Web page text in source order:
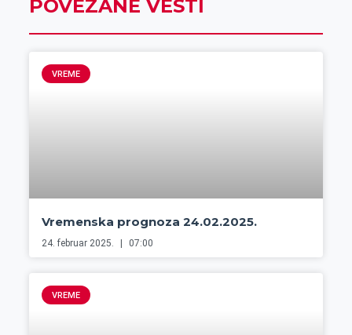
POVEZANE VESTI
VREME
Vremenska prognoza 24.02.2025.
24. februar 2025. 07:00
VREME